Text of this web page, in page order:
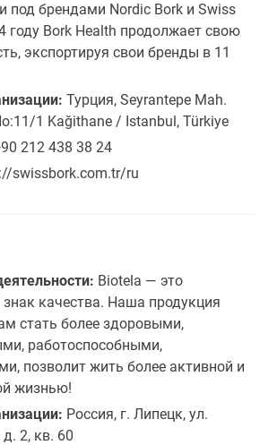
под брендами Nordic Bork и Swiss
году Bork Health продолжает свою
экспортируя свои бренды в 11
Турция, Seyrantepe Mah.
1 Kağithane / Istanbul, Türkiye
212 438 38 24
swissbork.com.tr/ru
Biotela — это
качества. Наша продукция
стать более здоровыми,
работоспособными,
позволит жить более активной и
жизнью!
Россия, г. Липецк, ул.
2, кв. 60